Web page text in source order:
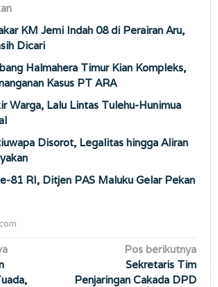
KM Jemi Indah 08 di Perairan Aru,
Dicari
Halmahera Timur Kian Kompleks,
Kasus PT ARA
Warga, Lalu Lintas Tulehu-Hunimua
Disorot, Legalitas hingga Aliran
81 RI, Ditjen PAS Maluku Gelar Pekan
Pos berikutnya
Sekretaris Tim
Penjaringan Cakada DPD